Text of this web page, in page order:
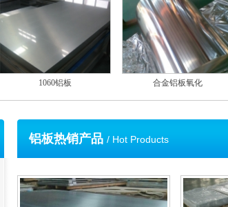
1060铝板 合金铝板氧化
铝板热销产品 / Hot Products